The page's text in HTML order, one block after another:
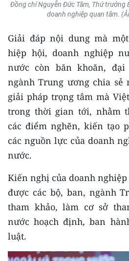
Đồng chí Nguyễn Đức Tâm, Thứ trưởng
doanh nghiệp quan tâm.
Giải đáp nội dung mà
hiệp hội, doanh nghiệp
nước còn băn khoăn,
ngành Trung ương chia sẻ
giải pháp trọng tâm mà
trong thời gian tới, nhằm
các điểm nghẽn, kiến tạo
các nguồn lực của doanh
nước.
Kiến nghị của doanh
được các bộ, ban, ngành
tham khảo, làm cơ sở
nước hoạch định, ban
luật.